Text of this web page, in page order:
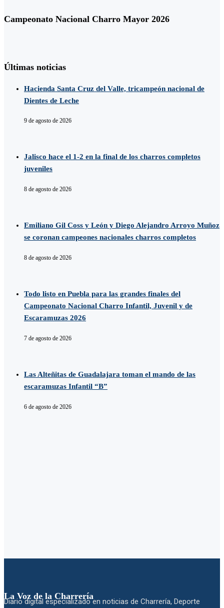
Campeonato Nacional Charro Mayor 2026
Últimas noticias
Hacienda Santa Cruz del Valle, tricampeón nacional de
Dientes de Leche
9 de agosto de 2026
Jalisco hace el 1-2 en la final de los charros completos
juveniles
8 de agosto de 2026
Emiliano Gil Coss y León y Diego Alejandro Arroyo Muñoz
se coronan campeones nacionales charros completos
8 de agosto de 2026
Todo listo en Puebla para las grandes finales del
Campeonato Nacional Charro Infantil, Juvenil y de
Escaramuzas 2026
7 de agosto de 2026
Las Alteñitas de Guadalajara toman el mando de las
escaramuzas Infantil “B”
6 de agosto de 2026
La Voz de la Charrería
Diario digital especializado en noticias de Charrería, Deporte